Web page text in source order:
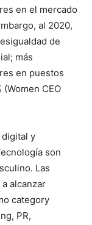
en el mercado
al 2020,
de
más
en puestos
CEO
digital y
son
Las
alcanzar
category
PR,